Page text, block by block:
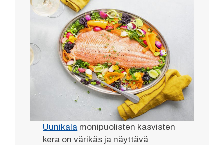
Uunikala monipuolisten kasvisten
kera on värikäs ja näyttävä